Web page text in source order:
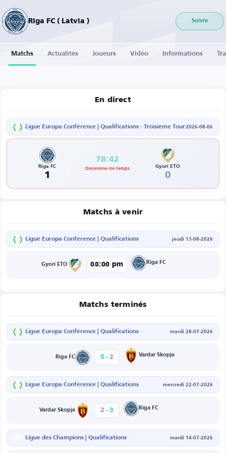
Riga FC ( Latvia ) Suivre
Matchs Actualités Joueurs Vidéo Informations
En direct
Ligue Europa Conférence | Qualifications - Troisième Tour2026-08-06
Riga FC
1
Deuxième mi-temps
78:42
0
Gyori ETO
Matchs à venir
Ligue Europa Conférence | Qualifications jeudi 13-08-2026
Gyori ETO 08:00 pm Riga FC
Matchs terminés
Ligue Europa Conférence | Qualifications mardi 28-07-2026
Riga FC 5 - 2 Vardar Skopje
Ligue Europa Conférence | Qualifications mercredi 22-07-2026
Vardar Skopje 2 - 3 Riga FC
Ligue des Champions | Qualifications mardi 14-07-2026